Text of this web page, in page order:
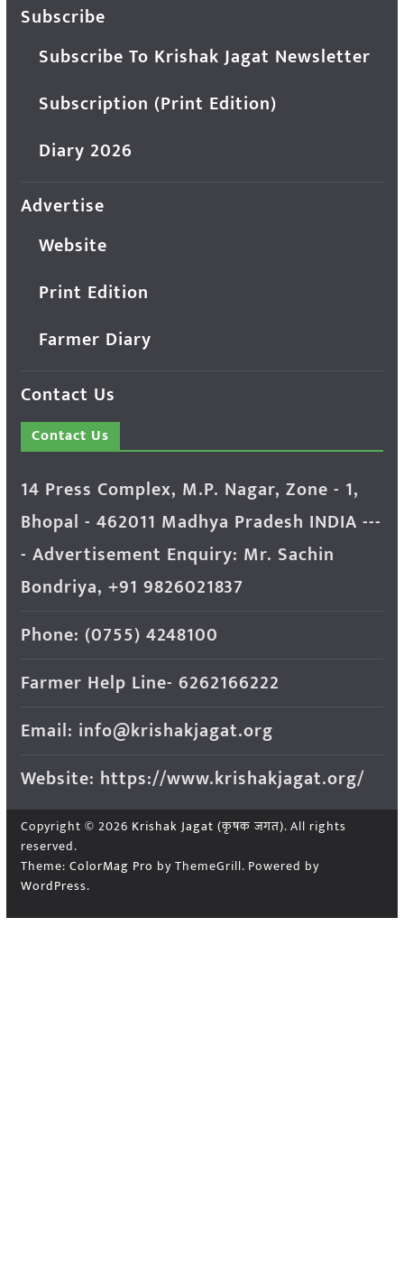
Subscribe
Subscribe To Krishak Jagat Newsletter
Subscription (Print Edition)
Diary 2026
Advertise
Website
Print Edition
Farmer Diary
Contact Us
Contact Us
14 Press Complex, M.P. Nagar, Zone - 1,
Bhopal - 462011 Madhya Pradesh INDIA ---
- Advertisement Enquiry: Mr. Sachin
Bondriya, +91 9826021837
Phone: (0755) 4248100
Farmer Help Line- 6262166222
Email: info@krishakjagat.org
Website: https://www.krishakjagat.org/
Copyright © 2026 Krishak Jagat (कृषक जगत). All rights
reserved.
Theme: ColorMag Pro by ThemeGrill. Powered by
WordPress.